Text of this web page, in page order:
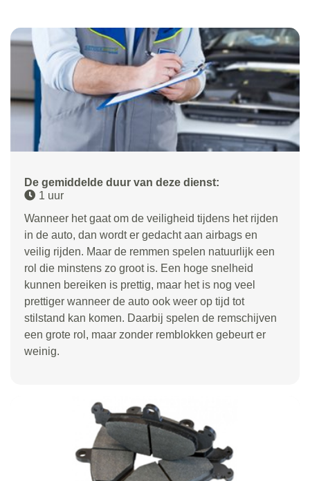
De gemiddelde duur van deze dienst:
1 uur
Wanneer het gaat om de veiligheid tijdens het rijden
in de auto, dan wordt er gedacht aan airbags en
veilig rijden. Maar de remmen spelen natuurlijk een
rol die minstens zo groot is. Een hoge snelheid
kunnen bereiken is prettig, maar het is nog veel
prettiger wanneer de auto ook weer op tijd tot
stilstand kan komen. Daarbij spelen de remschijven
een grote rol, maar zonder remblokken gebeurt er
weinig.